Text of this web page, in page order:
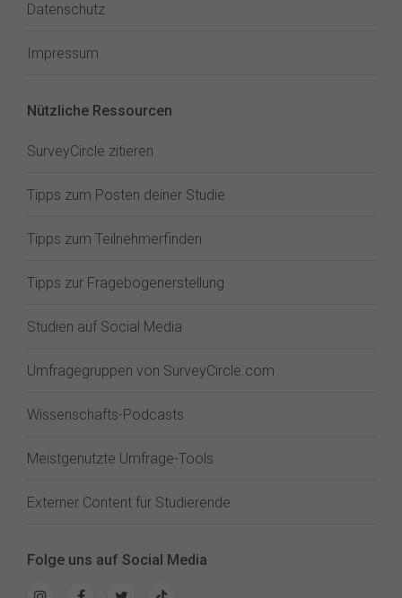
Datenschutz
Impressum
Nützliche Ressourcen
SurveyCircle zitieren
Tipps zum Posten deiner Studie
Tipps zum Teilnehmerfinden
Tipps zur Fragebogenerstellung
Studien auf Social Media
Umfragegruppen von SurveyCircle.com
Wissenschafts-Podcasts
Meistgenutzte Umfrage-Tools
Externer Content für Studierende
Folge uns auf Social Media